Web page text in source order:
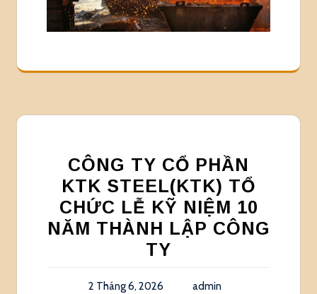
CÔNG TY CỔ PHẦN
KTK STEEL(KTK) TỔ
CHỨC LỄ KỸ NIỆM 10
NĂM THÀNH LẬP CÔNG
TY
2 Tháng 6, 2026
admin